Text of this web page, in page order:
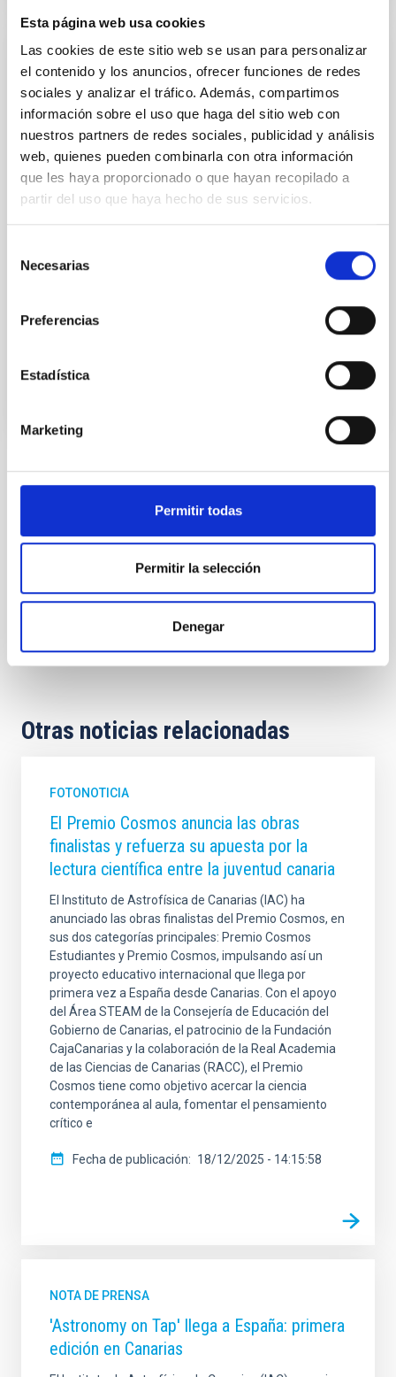
Esta página web usa cookies
Las cookies de este sitio web se usan para personalizar
el contenido y los anuncios, ofrecer funciones de redes
sociales y analizar el tráfico. Además, compartimos
información sobre el uso que haga del sitio web con
nuestros partners de redes sociales, publicidad y análisis
web, quienes pueden combinarla con otra información
que les haya proporcionado o que hayan recopilado a
partir del uso que haya hecho de sus servicios.
Necesarias
Preferencias
Estadística
Marketing
Permitir todas
Permitir la selección
Denegar
NOTA DE PRENSA
Garafía celebra el Día de la AstronomíaEl
evento tuvo lugar el pasado viernes 14 de
agosto con motivo del Año Internacional
de la Astronomía 2009 y en colaboración
con el Instituto de Astrofísica de Canarias
(IAC)
observaciones astronómicas y la inauguración de
DIVULGACIÓN
Público general
Otras noticias relacionadas
FOTONOTICIA
El Premio Cosmos anuncia las obras
finalistas y refuerza su apuesta por la
lectura científica entre la juventud canaria
El Instituto de Astrofísica de Canarias (IAC) ha
anunciado las obras finalistas del Premio Cosmos, en
sus dos categorías principales: Premio Cosmos
Estudiantes y Premio Cosmos, impulsando así un
proyecto educativo internacional que llega por
primera vez a España desde Canarias. Con el apoyo
del Área STEAM de la Consejería de Educación del
Gobierno de Canarias, el patrocinio de la Fundación
CajaCanarias y la colaboración de la Real Academia
de las Ciencias de Canarias (RACC), el Premio
Cosmos tiene como objetivo acercar la ciencia
contemporánea al aula, fomentar el pensamiento
crítico e
Fecha de publicación 18/12/2025 - 14:15:58
NOTA DE PRENSA
'Astronomy on Tap' llega a España: primera
edición en Canarias